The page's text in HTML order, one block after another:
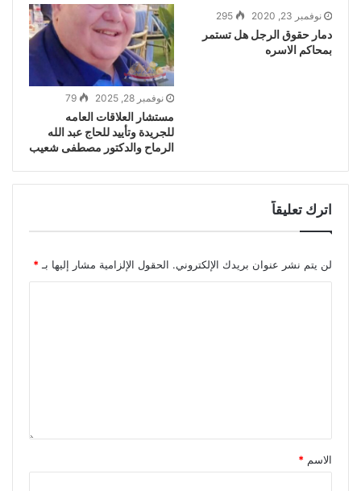
نوفمبر 23, 2020 295
دمار حقوق الرجل هل تستمر
بمحاكم الاسره
نوفمبر 28, 2025 79
مستشار العلاقات العامه
للجريدة وتأييد للحاج عبد الله
الرماح والدكتور مصطفى شعيب
اترك تعليقاً
لن يتم نشر عنوان بريدك الإلكتروني. الحقول الإلزامية مشار إليها بـ *
الاسم *